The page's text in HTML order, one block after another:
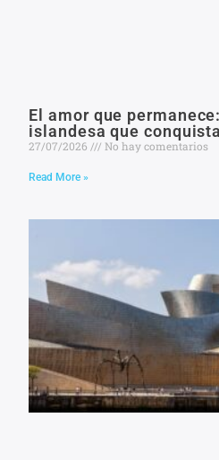
El amor que
islandesa que
27/07/2026 No hay comentarios
Read More »